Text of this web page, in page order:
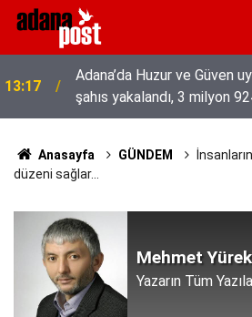
13:17
Adana’da Huzur ve Güven
şahıs yakalandı, 3 milyon
Anasayfa GÜNDEM
düzeni sağlar…
Mehmet
Yazarın Tüm